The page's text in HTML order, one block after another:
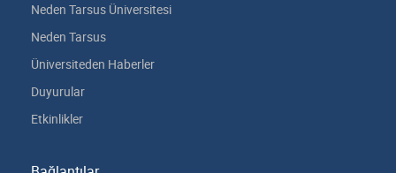
Neden Tarsus Üniversitesi
Neden Tarsus
Üniversiteden Haberler
Duyurular
Etkinlikler